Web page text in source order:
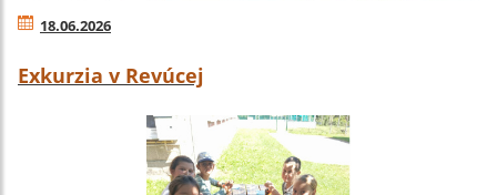
18.06.2026
Exkurzia v Revúcej